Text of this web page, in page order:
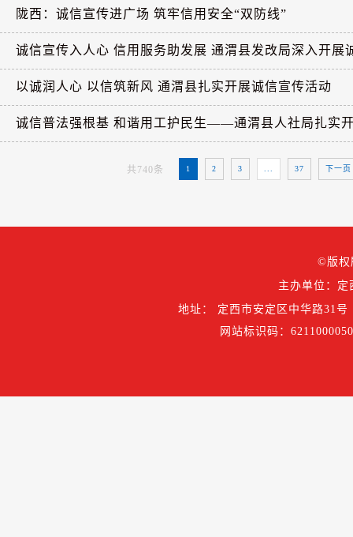
陇西：诚信宣传进广场 筑牢信用安全“双防线”
诚信宣传入人心 信用服务助发展 通渭县发改局深入开展
以诚润人心 以信筑新风 通渭县扎实开展诚信宣传活动
诚信普法强根基 和谐用工护民生——通渭县人社局扎实
共740条 1 2 3 37 下一
©版权
主办单位：定
地址： 定西市安定区中华路31号
网站标识码：